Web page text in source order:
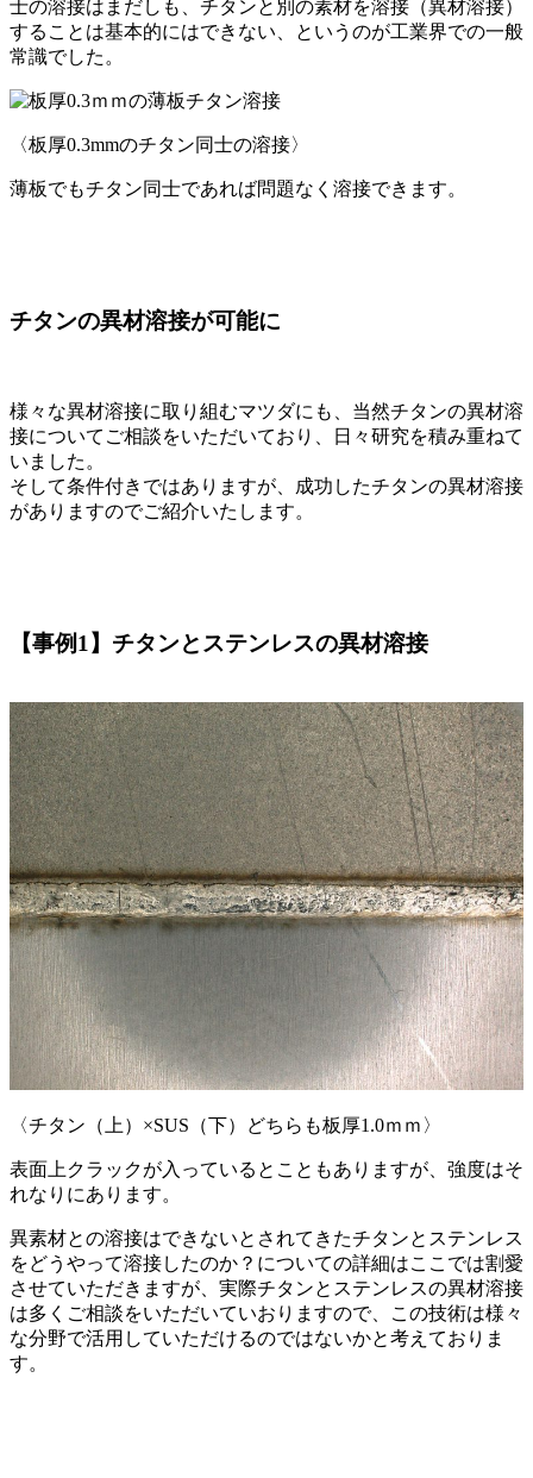
士の溶接はまだしも、チタンと別の素材を溶接（異材溶接）
することは基本的にはできない、というのが工業界での一般
常識でした。
〈板厚0.3mmのチタン同士の溶接〉
薄板でもチタン同士であれば問題なく溶接できます。
チタンの異材溶接が可能に
様々な異材溶接に取り組むマツダにも、当然チタンの異材溶
接についてご相談をいただいており、日々研究を積み重ねて
いました。
そして条件付きではありますが、成功したチタンの異材溶接
がありますのでご紹介いたします。
【事例1】チタンとステンレスの異材溶接
〈チタン（上）×SUS（下）どちらも板厚1.0ｍｍ〉
表面上クラックが入っているとこともありますが、強度はそ
れなりにあります。
異素材との溶接はできないとされてきたチタンとステンレス
をどうやって溶接したのか？についての詳細はここでは割愛
させていただきますが、実際チタンとステンレスの異材溶接
は多くご相談をいただいていおりますので、この技術は様々
な分野で活用していただけるのではないかと考えておりま
す。